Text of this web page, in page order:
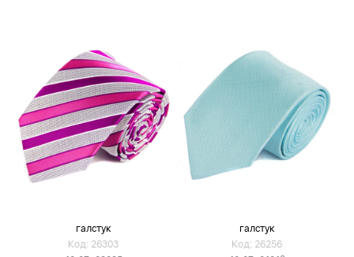
галстук
Код: 26303
галстук
Код: 26256